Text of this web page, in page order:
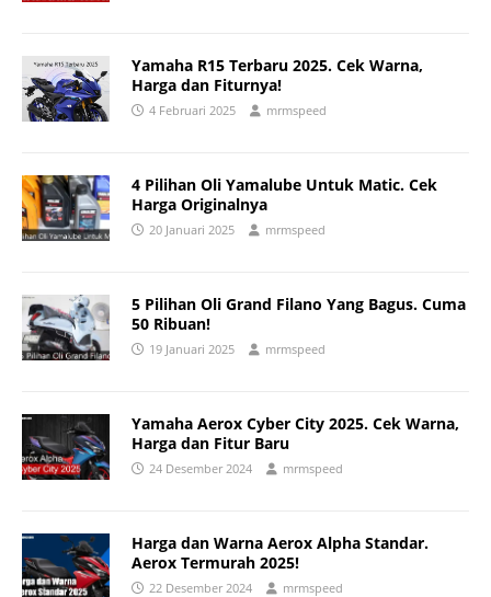
Yamaha R15 Terbaru 2025. Cek Warna,
Harga dan Fiturnya!
4 Februari 2025 mrmspeed
4 Pilihan Oli Yamalube Untuk Matic. Cek
Harga Originalnya
20 Januari 2025 mrmspeed
5 Pilihan Oli Grand Filano Yang Bagus. Cuma
50 Ribuan!
19 Januari 2025 mrmspeed
Yamaha Aerox Cyber City 2025. Cek Warna,
Harga dan Fitur Baru
24 Desember 2024 mrmspeed
Harga dan Warna Aerox Alpha Standar.
Aerox Termurah 2025!
22 Desember 2024 mrmspeed